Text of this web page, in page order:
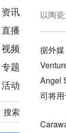
资讯
推荐
财经
项目推荐
安徽
直播
视频
专题
活动
搜索
以陶瓷
据外
Angel
司将用